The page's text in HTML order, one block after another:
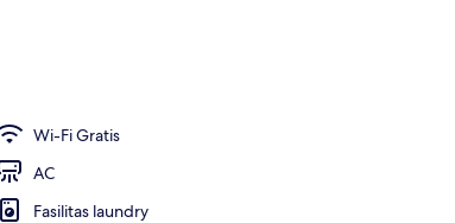
Wi-Fi Gratis
AC
Fasilitas laundry